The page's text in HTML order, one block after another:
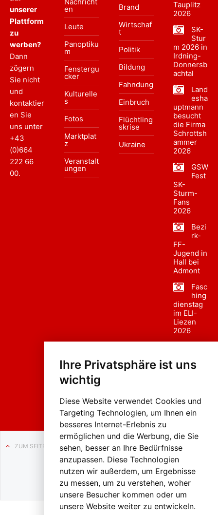
Ihre Privatsphäre ist uns
wichtig
Diese Website verwendet Cookies und
Targeting Technologien, um Ihnen ein
besseres Internet-Erlebnis zu
ermöglichen und die Werbung, die Sie
sehen, besser an Ihre Bedürfnisse
anzupassen. Diese Technologien
nutzen wir außerdem, um Ergebnisse
zu messen, um zu verstehen, woher
unsere Besucher kommen oder um
unsere Website weiter zu entwickeln.
unserer
Plattform
zu
werben?
Dann
zögern
Sie nicht
und
kontaktier
en Sie
uns unter
+43
(0)664
222 66
00.
en
Leute
Panoptiku
m
Fenstergu
cker
Kulturelle
s
Fotos
Marktplat
z
Veranstalt
ungen
Brand
Wirtschaf
t
Politik
Bildung
Fahndung
Einbruch
Flüchtling
skrise
Ukraine
Tauplitz
2026
SK-
Stur
m 2026 in
Irdning-
Donnersb
achtal
Land
esha
uptmann
besucht
die Firma
Schrottsh
ammer
2026
GSW
Fest
SK-
Sturm-
Fans
2026
Bezi
rk-
FF-
Jugend in
Hall bei
Admont
Fasc
hing
dienstag
im ELI-
Liezen
2026
sumzug
Liezen
ZUM SEITENANFANG
Auf BLO24.at werben?
+43 (0)664 2226600